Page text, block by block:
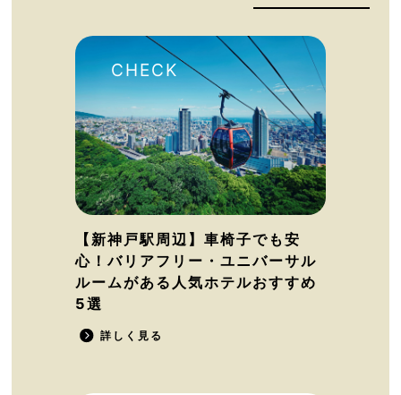
【新神戸駅周辺】車椅子でも安
心！バリアフリー・ユニバーサル
ルームがある人気ホテルおすすめ
5選
詳しく見る